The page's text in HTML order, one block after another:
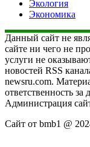
Экология
Экономика
Данный сайт не
сайте ни чего не
услуги не
новостей RSS
newsru.com.
ответственность
Администрация
Сайт от bmb1 @